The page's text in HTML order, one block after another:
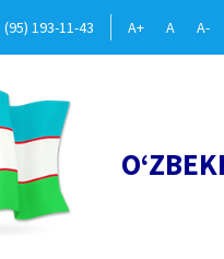
193-11-43 A+ A A-